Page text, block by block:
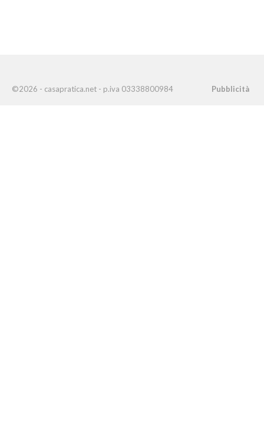
©2026 - casapratica.net - p.iva 03338800984 Pubblicità